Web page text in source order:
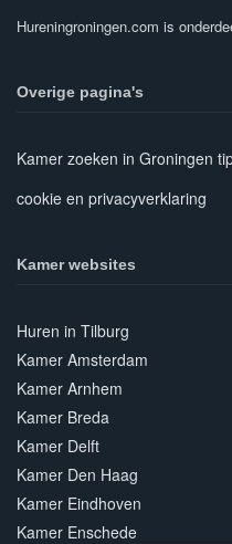
Hureningroningen.com is
Overige pagina's
Kamer zoeken in Groningen
cookie en privacyverklaring
Kamer websites
Huren in Tilburg
Kamer Amsterdam
Kamer Arnhem
Kamer Breda
Kamer Delft
Kamer Den Haag
Kamer Eindhoven
Kamer Enschede